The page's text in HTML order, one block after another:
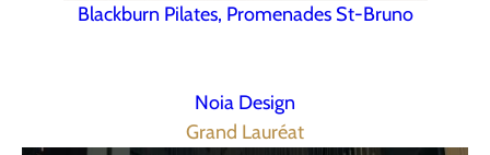
Blackburn Pilates, Promenades St-Bruno
Noia Design
Grand Lauréat